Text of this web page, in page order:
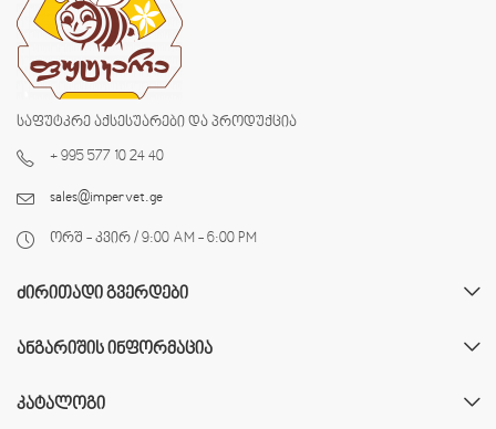
საფუტკრე აქსესუარები და პროდუქცია
+ 995 577 10 24 40
sales@impervet.ge
ორშ - კვირ / 9:00 AM - 6:00 PM
ᲫᲘᲠᲘᲗᲐᲓᲘ ᲒᲕᲔᲠᲓᲔᲑᲘ
ᲐᲜᲒᲐᲠᲘᲨᲘᲡ ᲘᲜᲤᲝᲠᲛᲐᲪᲘᲐ
ᲙᲐᲢᲐᲚᲝᲒᲘ